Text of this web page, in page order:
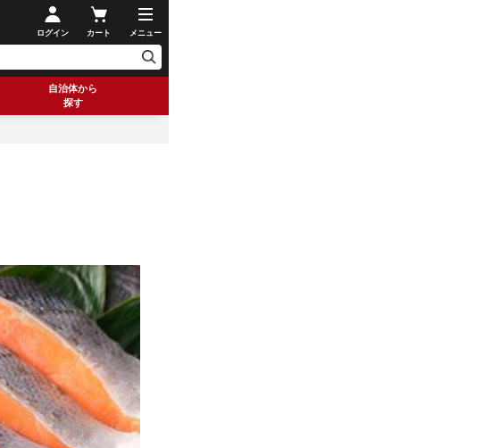
ログイン カート メニュー
自治体から
探す